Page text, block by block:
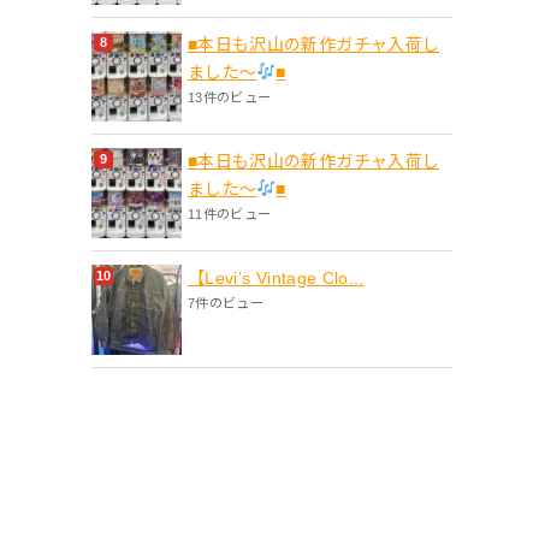
■本日も沢山の新作ガチャ入荷し
ました〜
■
13件のビュー
■本日も沢山の新作ガチャ入荷し
ました〜
■
11件のビュー
【Levi’s Vintage Clo...
7件のビュー